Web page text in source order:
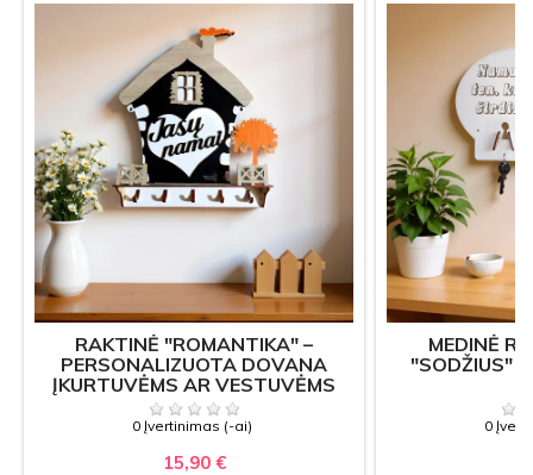
RAKTINĖ "ROMANTIKA" –
PERSONALIZUOTA DOVANA
ĮKURTUVĖMS AR VESTUVĖMS
0 Įvertinimas (-ai)
15,90 €
MEDINĖ
"SODŽIUS"
0